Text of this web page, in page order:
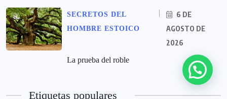
SECRETOS DEL
HOMBRE ESTOICO
6 DE
AGOSTO DE
2026
La prueba del roble
Etiquetas populares